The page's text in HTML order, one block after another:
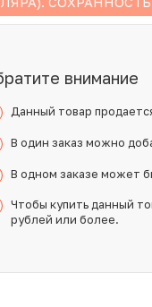
внимание
Данный товар
В один заказ можно
В одном заказе может
Чтобы купить данный
рублей или более.